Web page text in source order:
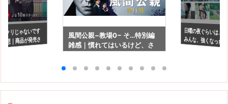
クリじゃないです
想｜商品が発売さ
風間公親−教場0− そ…特別編
雑感｜慣れてはいるけど、さ
すがにこれは…。
日曜の夜ぐらいは…
みんな、強くなった